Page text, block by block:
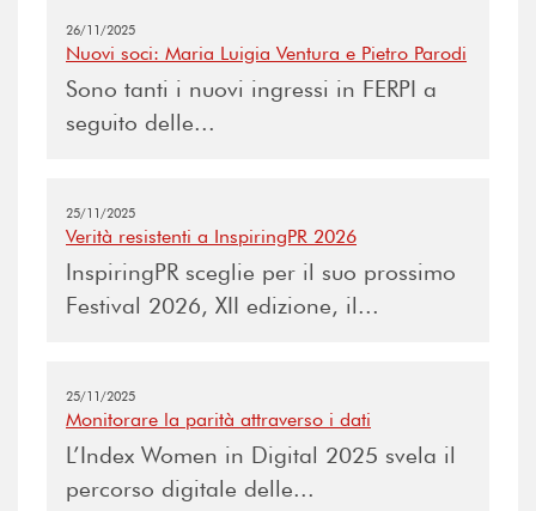
26/11/2025
Nuovi soci: Maria Luigia Ventura e Pietro Parodi
Sono tanti i nuovi ingressi in FERPI a
seguito delle...
25/11/2025
Verità resistenti a InspiringPR 2026
InspiringPR sceglie per il suo prossimo
Festival 2026, XII edizione, il...
25/11/2025
Monitorare la parità attraverso i dati
L’Index Women in Digital 2025 svela il
percorso digitale delle...